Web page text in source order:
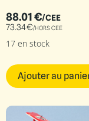
88.01€/CEE
73.34€/HORS CEE
17 en stock
Ajouter au